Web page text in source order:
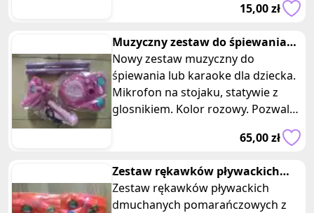
15,00 zł
Muzyczny zestaw do śpiewania
karaoke dla dziecka mikrofon
Nowy zestaw muzyczny do
śpiewania lub karaoke dla dziecka.
Mikrofon na stojaku, statywie z
glosnikiem. Kolor rozowy. Pozwala
65,00 zł
Zestaw rękawków pływackich
pomarańczowy z rybkami
Zestaw rękawków pływackich
dmuchanych pomarańczowych z